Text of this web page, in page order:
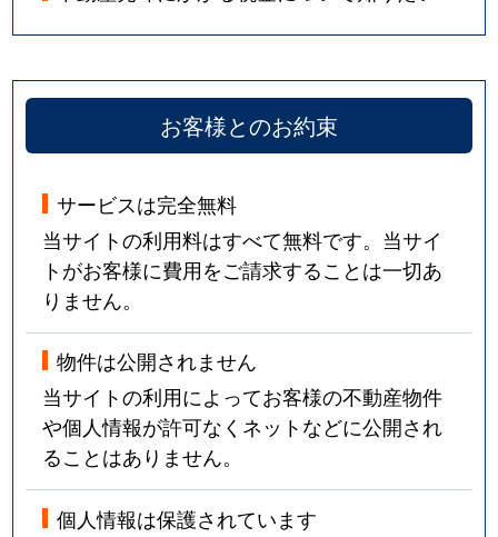
お客様とのお約束
サービスは完全無料
当サイトの利用料はすべて無料です。当サイ
トがお客様に費用をご請求することは一切あ
りません。
物件は公開されません
当サイトの利用によってお客様の不動産物件
や個人情報が許可なくネットなどに公開され
ることはありません。
個人情報は保護されています